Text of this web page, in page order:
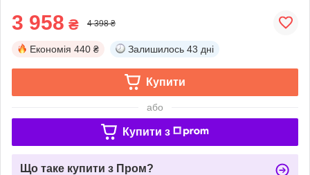
3 958 ₴ 4 398 ₴
Економія 440 ₴ Залишилось 43 дні
Купити
або
Купити з
Що таке купити з Пром?